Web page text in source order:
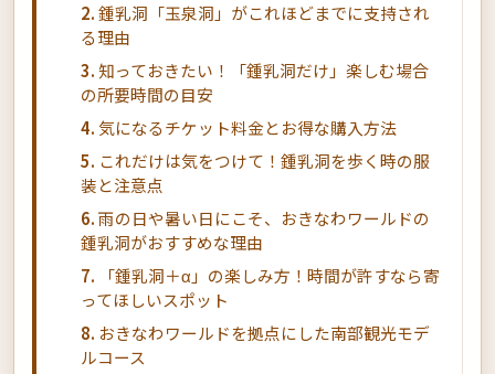
鍾乳洞「玉泉洞」がこれほどまでに支持され
る理由
知っておきたい！「鍾乳洞だけ」楽しむ場合
の所要時間の目安
気になるチケット料金とお得な購入方法
これだけは気をつけて！鍾乳洞を歩く時の服
装と注意点
雨の日や暑い日にこそ、おきなわワールドの
鍾乳洞がおすすめな理由
「鍾乳洞＋α」の楽しみ方！時間が許すなら寄
ってほしいスポット
おきなわワールドを拠点にした南部観光モデ
ルコース